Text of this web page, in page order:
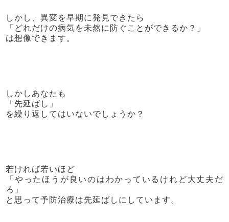
しかし、異変を早期に発見できたら
「どれだけの病気を未然に防ぐことができるか？」
は想像できます。
しかしあなたも
「先延ばし」
を繰り返してはいないでしょうか？
若ければ若いほど
「やったほうが良いのはわかっているけれど大丈夫だ
ろ」
と思って予防治療は先延ばしにしています。